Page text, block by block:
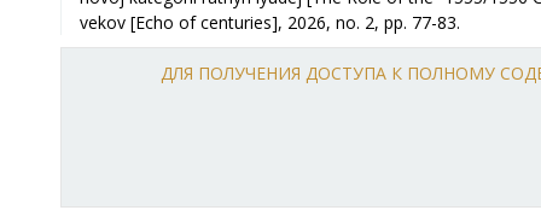
ДЛЯ ПОЛУЧЕНИЯ ДОСТУПА К ПОЛНОМУ